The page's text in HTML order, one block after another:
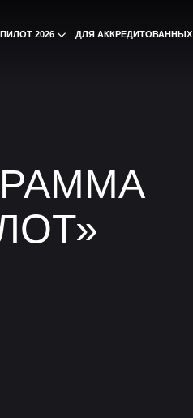
ДЛЯ АККРЕДИТОВАННЫХ АРХИВ